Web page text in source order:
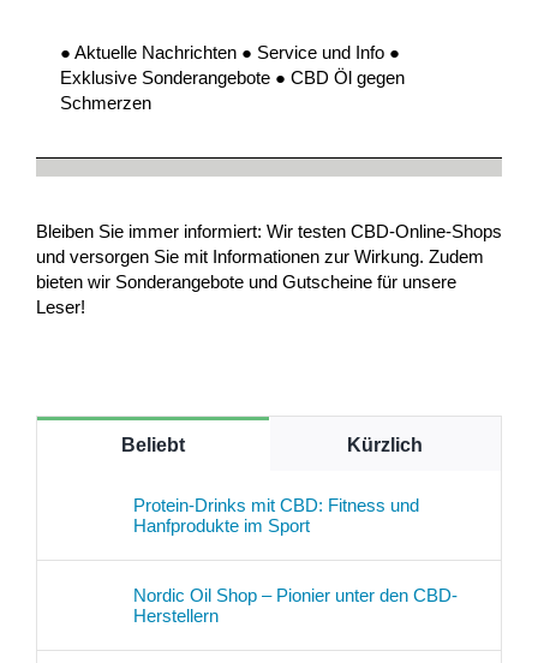
● Aktuelle Nachrichten ● Service und Info ●
Exklusive Sonderangebote ● CBD Öl gegen
Schmerzen
Bleiben Sie immer informiert: Wir testen CBD-Online-Shops
und versorgen Sie mit Informationen zur Wirkung. Zudem
bieten wir Sonderangebote und Gutscheine für unsere
Leser!
Beliebt Kürzlich
Protein-Drinks mit CBD: Fitness und
Hanfprodukte im Sport
Nordic Oil Shop – Pionier unter den CBD-
Herstellern